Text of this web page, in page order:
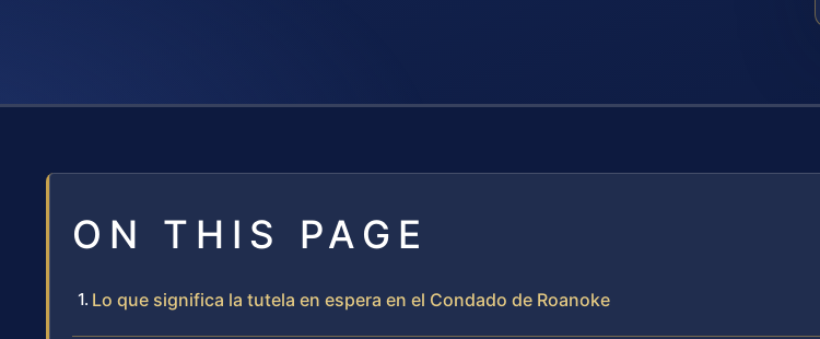
ON THIS PAGE
Lo que significa la tutela en espera en el Condado de Roanoke